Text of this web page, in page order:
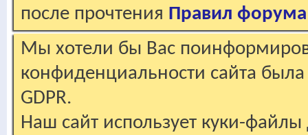
после прочтения Правил форума
Мы хотели бы Вас
конфиденциальности сайта
GDPR.
Наш сайт использует куки-файлы